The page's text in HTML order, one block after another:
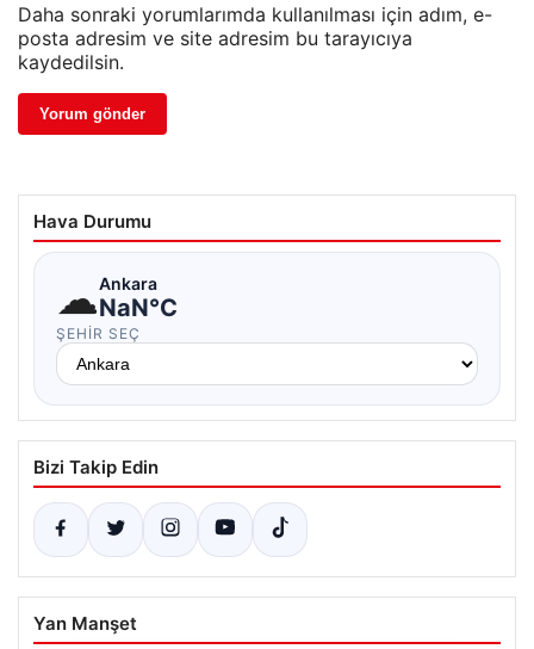
Daha sonraki yorumlarımda kullanılması için adım, e-
posta adresim ve site adresim bu tarayıcıya
kaydedilsin.
Hava Durumu
☁Ankara
NaN°C
ŞEHIR SEÇ
Bizi Takip Edin
Yan Manşet